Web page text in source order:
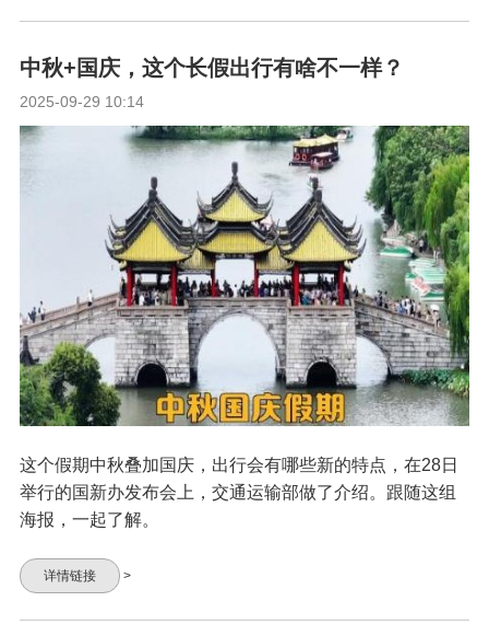
中秋+国庆，这个长假出行有啥不一样？
2025-09-29 10:14
这个假期中秋叠加国庆，出行会有哪些新的特点，在28日
举行的国新办发布会上，交通运输部做了介绍。跟随这组
海报，一起了解。
详情链接 >